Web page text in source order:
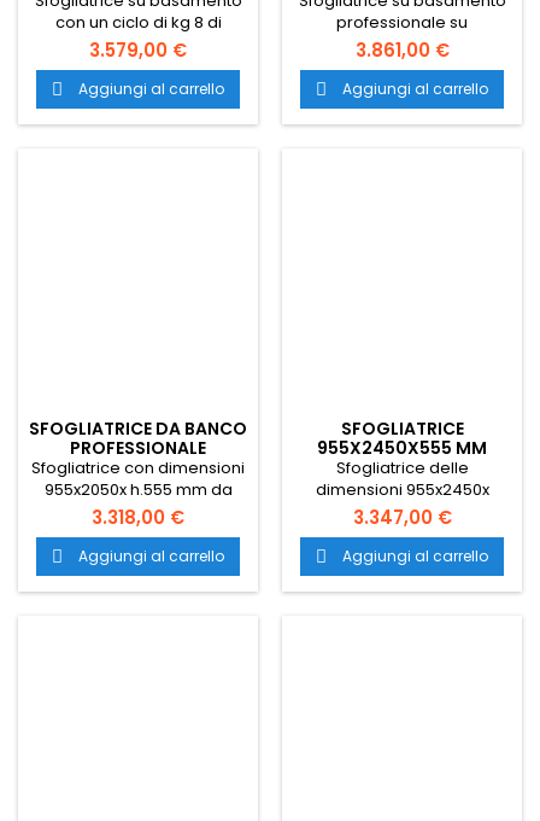
con un ciclo di kg 8 di
impasto, macchina ideale
per fare la pastasfoglia con
dimensioni 955x2050x
h.1280 mm. Il trasporto è
gratuito in tutta Italia.
3.579,00 €
 Aggiungi al carrello
professionale su
basamento per pasticceria
con dimensioni 1055x2450x
h.1280 mm. Il trasporto è
gratuito in tutta Italia.
3.861,00 €
 Aggiungi al carrello
SFOGLIATRICE DA BANCO
PROFESSIONALE
Sfogliatrice con dimensioni
955x2050x h.555 mm da
banco professionale in
acciaio con vernice
antigraffio per pasticcerie.
Trasporto gratuito in tutta
Italia.
3.318,00 €
 Aggiungi al carrello
SFOGLIATRICE
955X2450X555 MM
Sfogliatrice delle
dimensioni 955x2450x
h.555 mm professionale in
acciaio con vernice
antigraffio per pasticceria
da banco. Il trasporto è
gratuito in tutta Italia.
3.347,00 €
 Aggiungi al carrello